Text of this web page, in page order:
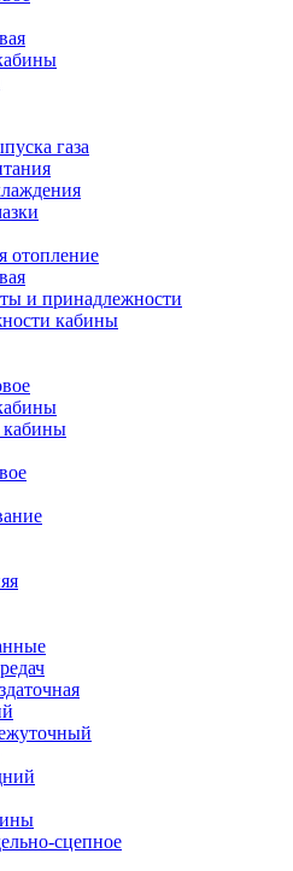
газа
отопление
и принадлежности
кабины
кабины
сцепное